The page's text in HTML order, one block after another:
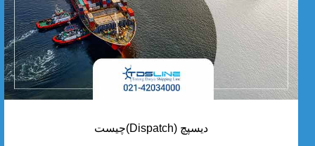
دیسپچ (Dispatch)چیست